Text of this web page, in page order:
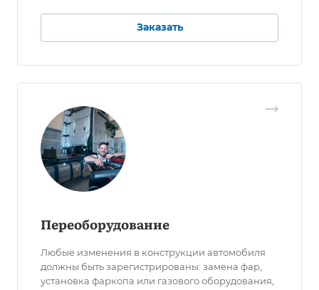
Заказать
Переоборудование
Любые изменения в конструкции автомобиля
должны быть зарегистрированы: замена фар,
установка фаркопа или газового оборудования,